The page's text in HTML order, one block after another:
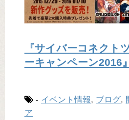
『サイバーコネク
ーキャンペーン2016』
- イベント情報, ブログ,
ア